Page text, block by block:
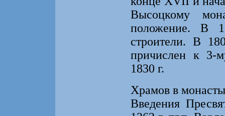
Высоцкому
положение. В
строители. В
причислен к 3-
1830 г.
Храмов в
Введения